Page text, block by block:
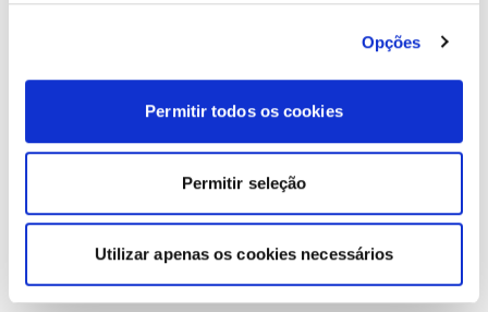
Opções
Permitir todos os cookies
Permitir seleção
Utilizar apenas os cookies necessários